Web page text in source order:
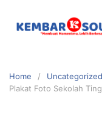
Home
Uncategorized
Plakat Foto Sekolah